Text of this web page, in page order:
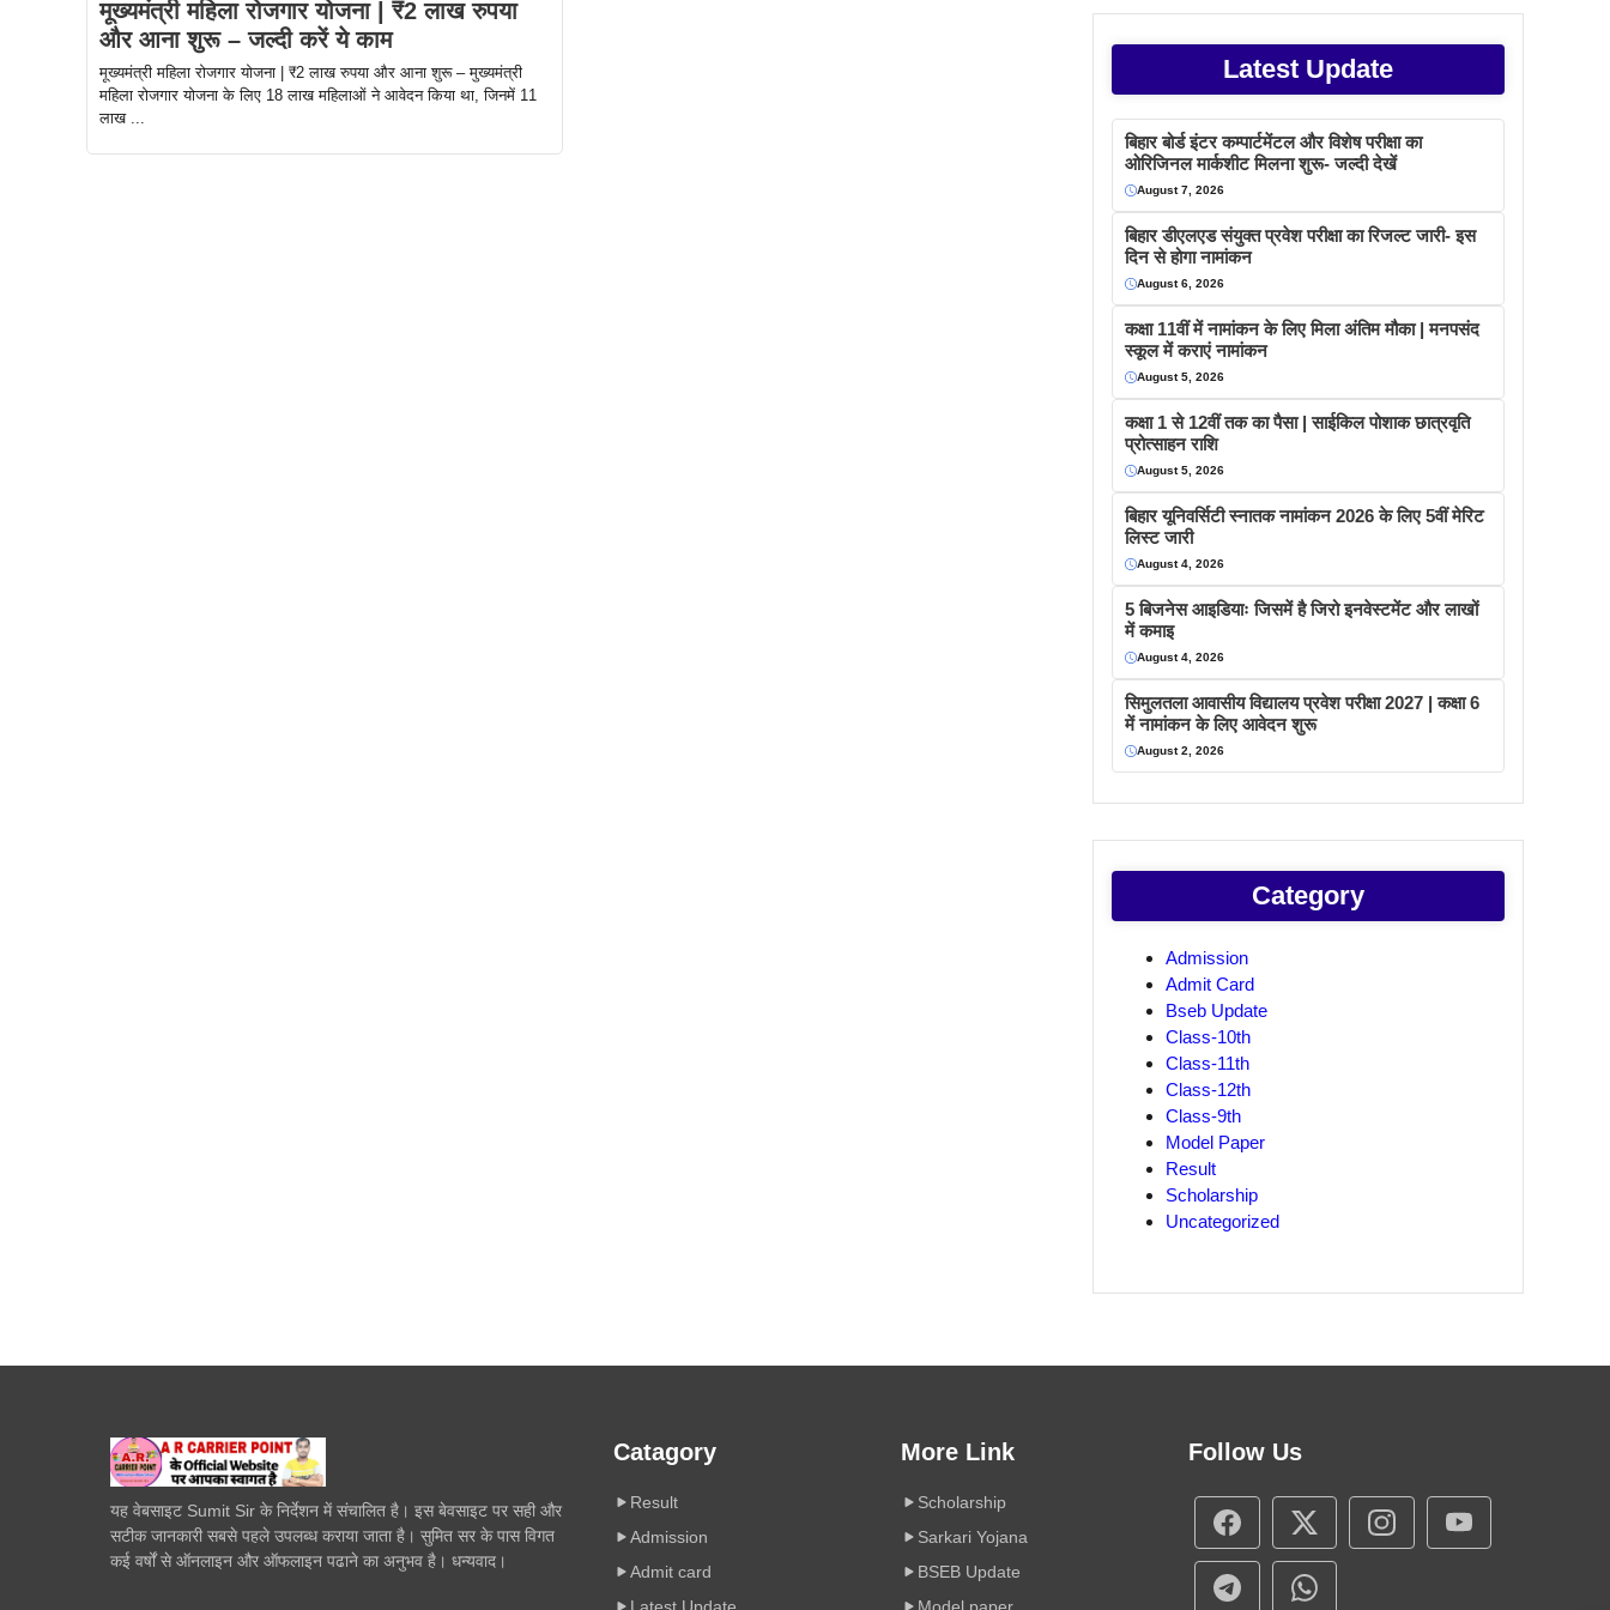
मूख्यमंत्री महिला रोजगार योजना | ₹2 लाख रुपया
और आना शुरू – जल्दी करें ये काम
मूख्यमंत्री महिला रोजगार योजना | ₹2 लाख रुपया और आना शुरू – मुख्यमंत्री
महिला रोजगार योजना के लिए 18 लाख महिलाओं ने आवेदन किया था, जिनमें 11
लाख ...
Latest Update
बिहार बोर्ड इंटर कम्पार्टमेंटल और विशेष परीक्षा का
ओरिजिनल मार्कशीट मिलना शुरू- जल्दी देखें
August 7, 2026
बिहार डीएलएड संयुक्त प्रवेश परीक्षा का रिजल्ट जारी- इस
दिन से होगा नामांकन
August 6, 2026
कक्षा 11वीं में नामांकन के लिए मिला अंतिम मौका | मनपसंद
स्कूल में कराएं नामांकन
August 5, 2026
कक्षा 1 से 12वीं तक का पैसा | साईकिल पोशाक छात्रवृति
प्रोत्साहन राशि
August 5, 2026
बिहार यूनिवर्सिटी स्नातक नामांकन 2026 के लिए 5वीं मेरिट
लिस्ट जारी
August 4, 2026
5 बिजनेस आइडियाः जिसमें है जिरो इनवेस्टमेंट और लाखों
में कमाइ
August 4, 2026
सिमुलतला आवासीय विद्यालय प्रवेश परीक्षा 2027 | कक्षा 6
में नामांकन के लिए आवेदन शुरू
August 2, 2026
Category
Admission
Admit Card
Bseb Update
Class-10th
Class-11th
Class-12th
Class-9th
Model Paper
Result
Scholarship
Uncategorized
यह वेबसाइट Sumit Sir के निर्देशन में संचालित है। इस बेवसाइट पर सही और
सटीक जानकारी सबसे पहले उपलब्ध कराया जाता है। सुमित सर के पास विगत
कई वर्षों से ऑनलाइन और ऑफलाइन पढाने का अनुभव है। धन्यवाद।
Catagory
Result
Admission
Admit card
Latest Update
More Link
Scholarship
Sarkari Yojana
BSEB Update
Model paper
Follow Us